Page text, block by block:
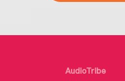
AudioTribe